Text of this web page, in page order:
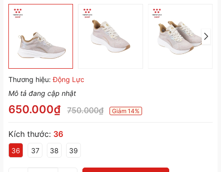
Thương hiệu: Động Lực
Mô tả đang cập nhật
650.000₫ 750.000₫ Giảm 14%
Kích thước: 36
36 37 38 39